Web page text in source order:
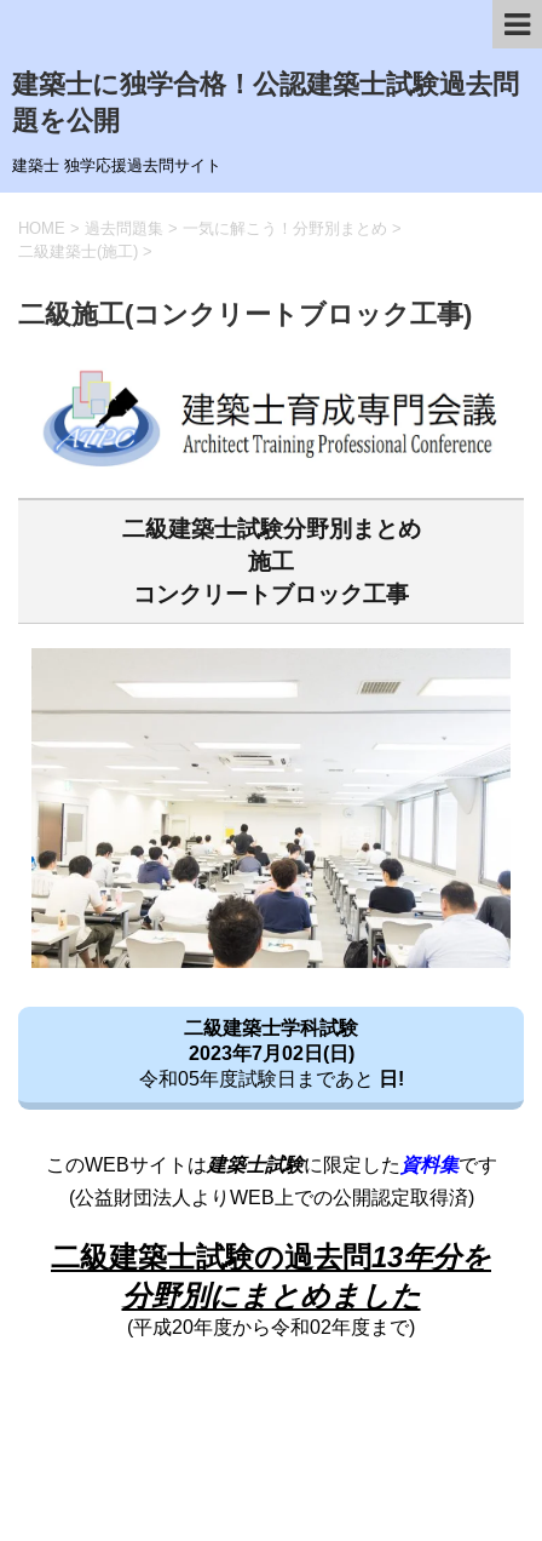
建築士に独学合格！公認建築士試験過去問
題を公開
建築士 独学応援過去問サイト
HOME > 過去問題集 > 一気に解こう！分野別まとめ >
二級建築士(施工) >
二級施工(コンクリートブロック工事)
二級建築士試験分野別まとめ
施工
コンクリートブロック工事
二級建築士学科試験
2023年7月02日(日)
令和05年度試験日まであと
日!
このWEBサイトは建築士試験に限定した 資料集です
(公益財団法人よりWEB上での公開認定取得済)
二級建築士試験の過去問13年分を
分野別にまとめました
(平成20年度から令和02年度まで)